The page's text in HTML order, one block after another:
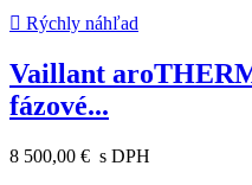
 Rýchly náhľad
Vaillant
fázové...
8 500,00 € s DPH